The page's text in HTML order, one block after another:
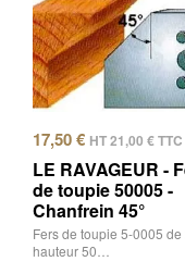
17,50€ HT21,00 €TTC
LE RAVAGEUR -
de toupie 50005 -
Chanfrein 45°
Fers de toupie 5-0005 de
hauteur 50…